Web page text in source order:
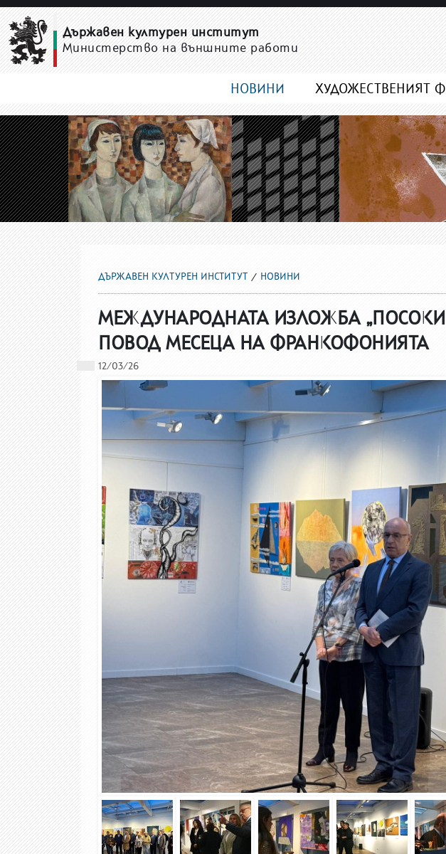
НОВИНИДържавен културен институт
Министерство на външните работи
НОВИНИ ХУДОЖЕСТВЕНИЯТ
ДЪРЖАВЕН КУЛТУРЕН ИНСТИТУТ НОВИНИ
МЕЖДУНАРОДНАТА ИЗЛОЖБА „ПОСОКИ
ПОВОД МЕСЕЦА НА ФРАНКОФОНИЯТА
12/03/26